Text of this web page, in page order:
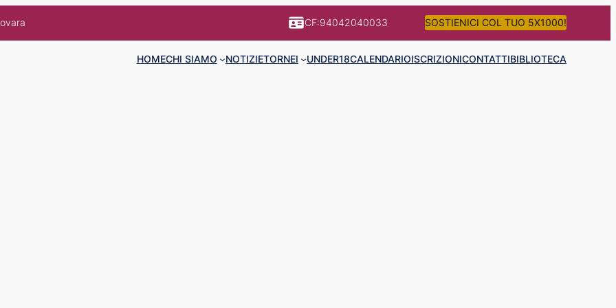
CF:94042040033 SOSTIENICI COL TUO 5X1000!
HOMECHI SIAMO NOTIZIETORNEI UNDER18CALENDARIOISCRIZIONICONTATTIBIBLIOTECA